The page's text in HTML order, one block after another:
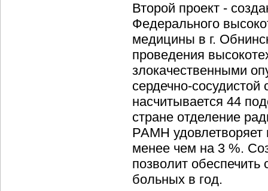
Второй проект -
Федерального
медицины в г.
проведения
злокачественными
сердечно-
насчитывается 44
стране отделение
РАМН удовлетворяет
менее чем на 3 %.
позволит
больных в год.